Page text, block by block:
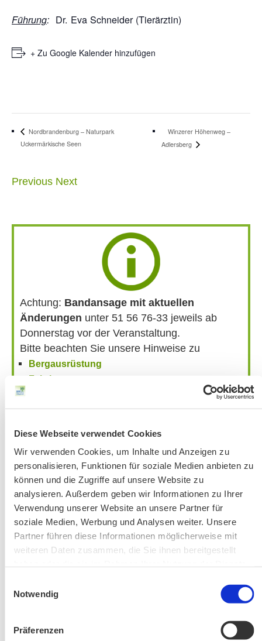
Diese Webseite verwendet Cookies
Wir verwenden Cookies, um Inhalte und Anzeigen zu
personalisieren, Funktionen für soziale Medien anbieten zu
können und die Zugriffe auf unsere Website zu
analysieren. Außerdem geben wir Informationen zu Ihrer
Verwendung unserer Website an unsere Partner für
soziale Medien, Werbung und Analysen weiter. Unsere
Partner führen diese Informationen möglicherweise mit
weiteren Daten zusammen, die Sie ihnen bereitgestellt
Notwendig
Präferenzen
Führung: Dr. Eva Schneider (Tierärztin)
+ Zu Google Kalender hinzufügen
Nordbrandenburg – Naturpark
Uckermärkische Seen
Winzerer Höhenweg –
Adlersberg
Previous Next
Achtung: Bandansage mit aktuellen
Änderungen unter 51 56 76-33 jeweils ab
Donnerstag vor der Veranstaltung.
Bitte beachten Sie unsere Hinweise zu
Bergausrüstung
Fahrkarten
AKTUELLE ÄNDERUNGEN BEIM BILDUNGSWERK:
Aktuelle Änderungen bei unseren Exkursionen
Änderung! Aschauer Runde: Bankerlweg – Bärnsee –